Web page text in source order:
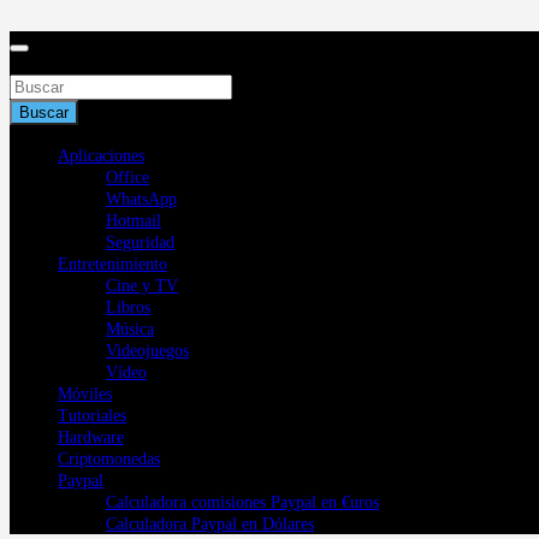
al
Buscar
Aplicaciones
Office
WhatsApp
Hotmail
Seguridad
Entretenimiento
Cine y TV
Libros
Música
Videojuegos
Vídeo
Móviles
Tutoriales
Hardware
Criptomonedas
Paypal
Calculadora comisiones Paypal en €uros
Calculadora Paypal en Dólares